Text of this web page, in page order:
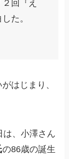
回『え
た。
はじまり、
は、小澤さん
の86歳の誕生